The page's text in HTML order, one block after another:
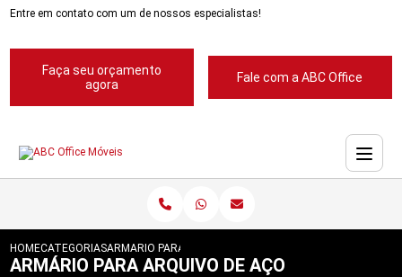
Entre em contato com um de nossos especialistas!
Faça seu orçamento
agora
Fale com a ABC Office
HOMECATEGORIASARMARIO PARA ARQUIVO DE ACO
ARMÁRIO PARA ARQUIVO DE AÇO